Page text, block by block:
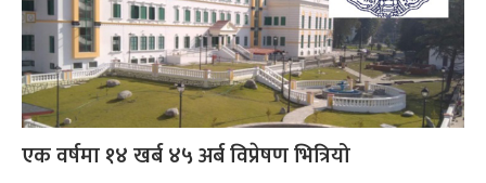
एक वर्षमा १४ खर्ब ४५ अर्ब विप्रेषण भित्रियो